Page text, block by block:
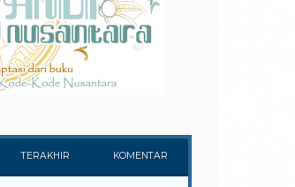
TERAKHIR KOMENTAR